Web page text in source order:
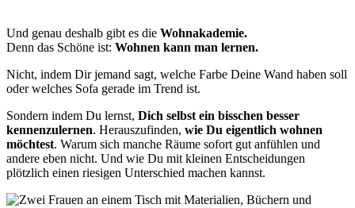
Und genau deshalb gibt es die Wohnakademie.
Denn das Schöne ist: Wohnen kann man lernen.
Nicht, indem Dir jemand sagt, welche Farbe Deine Wand haben soll
oder welches Sofa gerade im Trend ist.
Sondern indem Du lernst, Dich selbst ein bisschen besser
kennenzulernen. Herauszufinden, wie Du eigentlich wohnen
möchtest. Warum sich manche Räume sofort gut anfühlen und
andere eben nicht. Und wie Du mit kleinen Entscheidungen
plötzlich einen riesigen Unterschied machen kannst.